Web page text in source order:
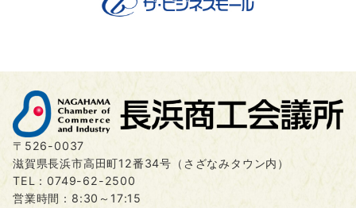
〒526-0037
滋賀県長浜市高田町12番34号（さざなみタウン内）
TEL： 0749-62-2500
営業時間：8:30～17:15